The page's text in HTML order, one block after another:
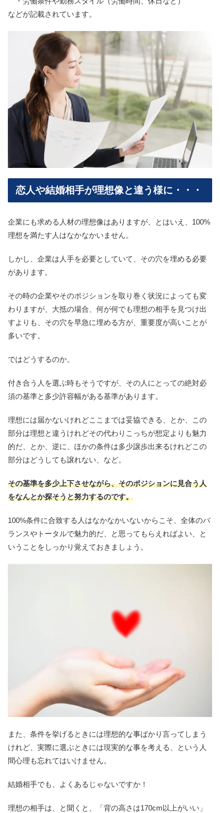
などが記載されています。
恋人や結婚相手が理想像と違う様に・・・
企業にも求める人材の理想像はありますが、とはいえ、100%
理想を満たす人はなかなかいません。
しかし、企業は人手を必要としていて、その穴を埋める必要
があります。
その時の企業やそのポジションを取り巻く状況によっても変
わりますが、大抵の場合、何が何でも理想の相手を見つけ出
すよりも、その穴を早急に埋める方が、重要度が高いことが
多いです。
ではどうするのか。
付き合う人を選ぶ時もそうですが、その人にとっての絶対必
須の基準と多少許容幅がある基準があります。
理想には届かないけれどここまでは妥協できる、とか、この
部分は理想と違うけれどその代わりこっちが想定よりも魅力
的だ、とか、逆に、ほかの条件は多少譲歩出来るけれどこの
部分はどうしても譲れない、など。
その基準を多少上下させながら、そのポジションに見合う人
をなんとか探そうと努力するのです。
100%条件に合致する人はなかなかいないからこそ、全体のバ
ランスやトータルで魅力的だ、と思ってもらえればよい、と
いうことをしっかり覚えておきましょう。
また、条件を挙げるときには理想的な事ばかり言ってしまう
けれど、実際に選ぶときには現実的な事を考える、という人
間心理も忘れてはいけません。
結婚相手でも、よくあるじゃないですか！
理想の相手は、と聞くと、「背の高さは170cm以上がいい」